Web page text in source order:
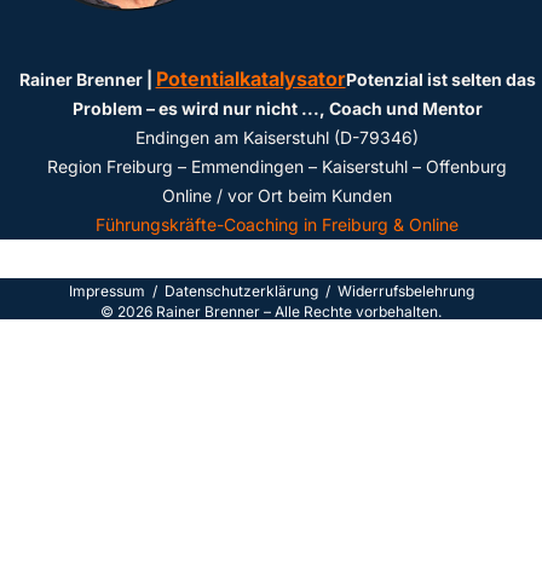
Rainer Brenner | PotentialkatalysatorPotenzial ist selten das
Problem – es wird nur nicht ..., Coach und Mentor
Endingen am Kaiserstuhl (D-79346)
Region Freiburg – Emmendingen – Kaiserstuhl – Offenburg
Online / vor Ort beim Kunden
Führungskräfte-Coaching in Freiburg & Online
Impressum / Datenschutzerklärung / Widerrufsbelehrung
© 2026 Rainer Brenner – Alle Rechte vorbehalten.